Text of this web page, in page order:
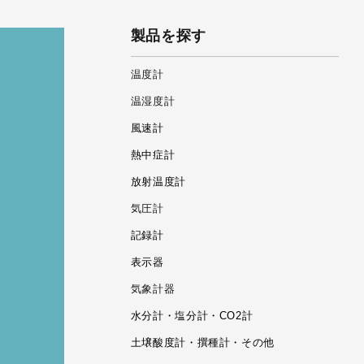
製品を探す
温度計
温湿度計
風速計
熱中症計
放射温度計
気圧計
記録計
表示器
気象計器
水分計・塩分計・CO2計
土壌酸度計・撰種計・その他